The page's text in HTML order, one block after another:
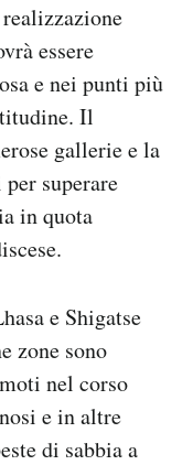
essere
e nei punti più
Il
gallerie e la
superare
in quota
e Shigatse
zone sono
nel corso
e in altre
di sabbia a